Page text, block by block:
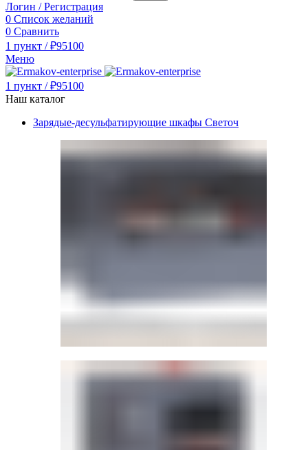
Логин / Регистрация
0 Список желаний
0 Сравнить
1 пункт / ₽95100
Меню
1 пункт / ₽95100
Наш каталог
Зарядые-десульфатирующие шкафы Светоч